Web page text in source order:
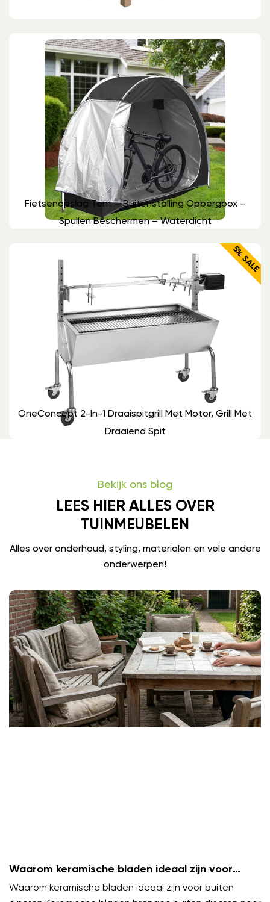
Fietsenopslag Tent – Buitenstalling Opbergbox –
Spullen Beschermen – Waterdicht
5% SALE
OneConcept 2-In-1 Draaispitgrill Met Motor, Grill Met
Draaiend Spit
Bekijk ons blog
LEES HIER ALLES OVER
TUINMEUBELEN
Alles over onderhoud, styling, materialen en vele andere
onderwerpen!
Waarom keramische bladen ideaal zijn voor
buiten dineren
Waarom keramische bladen ideaal zijn voor buiten